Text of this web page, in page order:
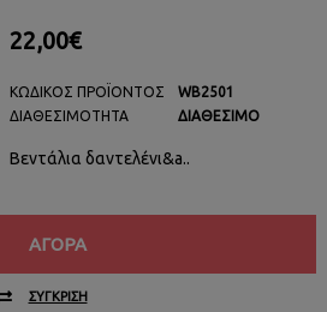
22,00€
ΚΩΔΙΚΌΣ ΠΡΟΪΌΝΤΟΣ
ΔΙΑΘΕΣΙΜΌΤΗΤΑ
WB2501
ΔΙΑΘΈΣΙΜΟ
Βεντάλια δαντελένι&a..
ΑΓΟΡΆ
ΣΎΓΚΡΙΣΗ